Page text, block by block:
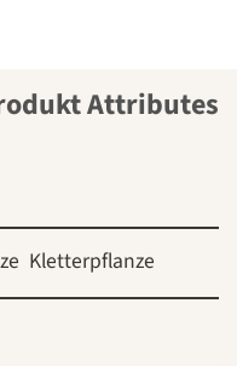
Kletterpflanze